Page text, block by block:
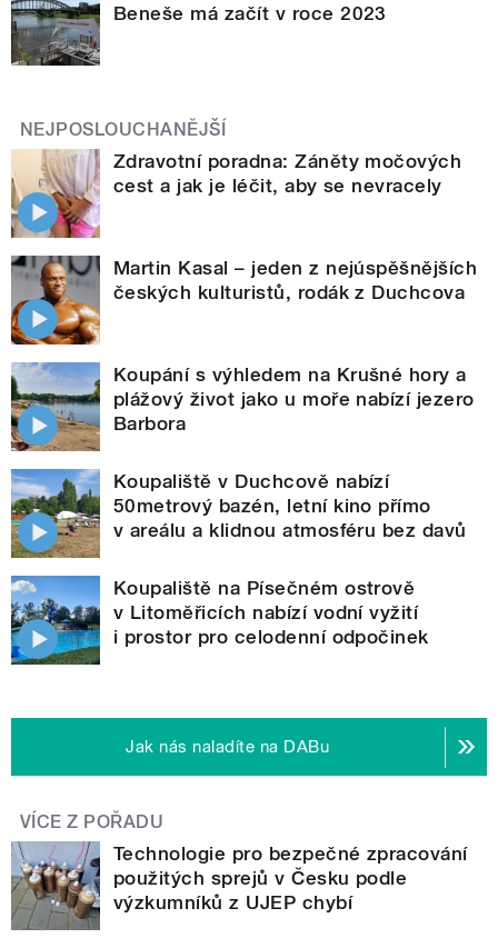
Beneše má začít v roce 2023
NEJPOSLOUCHANĚJŠÍ
Zdravotní poradna: Záněty močových
cest a jak je léčit, aby se nevracely
Martin Kasal – jeden z nejúspěšnějších
českých kulturistů, rodák z Duchcova
Koupání s výhledem na Krušné hory a
plážový život jako u moře nabízí jezero
Barbora
Koupaliště v Duchcově nabízí
50metrový bazén, letní kino přímo
v areálu a klidnou atmosféru bez davů
Koupaliště na Písečném ostrově
v Litoměřicích nabízí vodní vyžití
i prostor pro celodenní odpočinek
Jak nás naladíte na DABu
VÍCE Z POŘADU
Technologie pro bezpečné zpracování
použitých sprejů v Česku podle
výzkumníků z UJEP chybí